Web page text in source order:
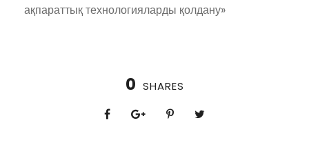
ақпараттық технологияларды қолдану»
0 SHARES